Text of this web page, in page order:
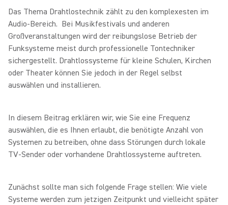
Das Thema Drahtlostechnik zählt zu den komplexesten im
Audio-Bereich. Bei Musikfestivals und anderen
Großveranstaltungen wird der reibungslose Betrieb der
Funksysteme meist durch professionelle Tontechniker
sichergestellt. Drahtlossysteme für kleine Schulen, Kirchen
oder Theater können Sie jedoch in der Regel selbst
auswählen und installieren.
In diesem Beitrag erklären wir, wie Sie eine Frequenz
auswählen, die es Ihnen erlaubt, die benötigte Anzahl von
Systemen zu betreiben, ohne dass Störungen durch lokale
TV-Sender oder vorhandene Drahtlossysteme auftreten.
Zunächst sollte man sich folgende Frage stellen: Wie viele
Systeme werden zum jetzigen Zeitpunkt und vielleicht später